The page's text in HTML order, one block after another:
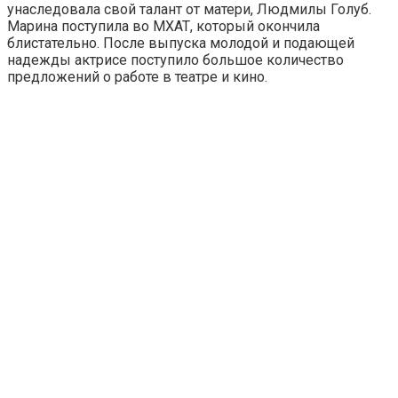
унаследовала свой талант от матери, Людмилы Голуб.
Марина поступила во МХАТ, который окончила
блистательно. После выпуска молодой и подающей
надежды актрисе поступило большое количество
предложений о работе в театре и кино.